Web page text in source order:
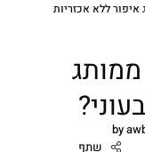
ללא אכזריות
by
שתף